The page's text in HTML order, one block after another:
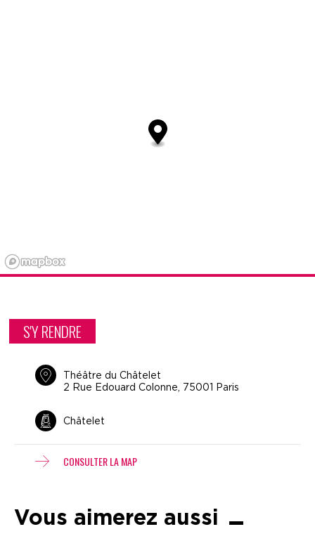
S'Y RENDRE
Théâtre du Châtelet
2 Rue Edouard Colonne, 75001 Paris
Châtelet
CONSULTER LA MAP
Vous aimerez aussi